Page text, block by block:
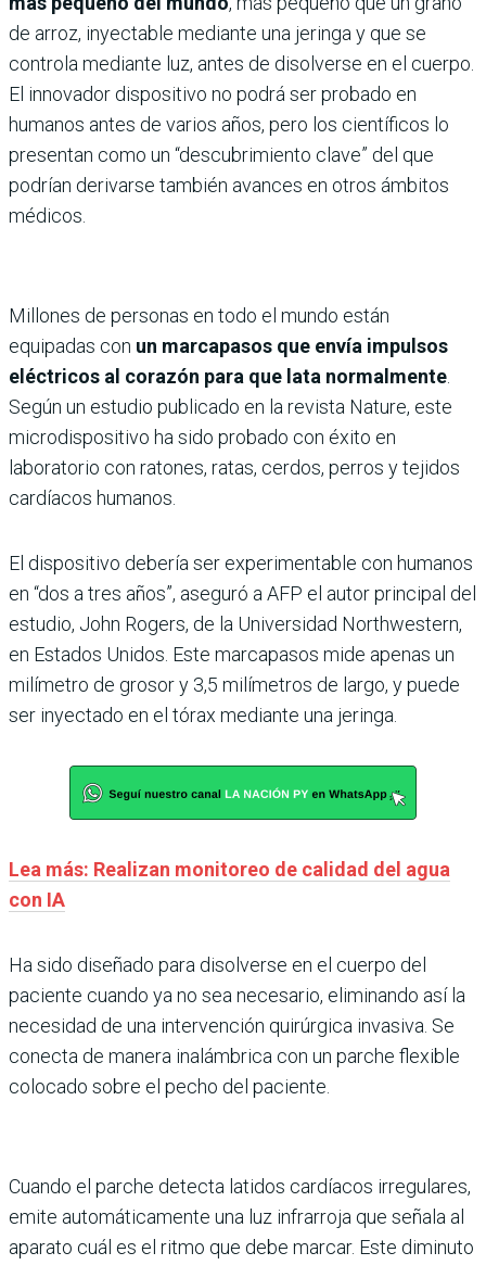
de arroz, inyectable mediante una jeringa y que se
controla mediante luz, antes de disolverse en el cuerpo.
El innovador dispositivo no podrá ser probado en
humanos antes de varios años, pero los científicos lo
presentan como un “descubrimiento clave” del que
podrían derivarse también avances en otros ámbitos
médicos.
Millones de personas en todo el mundo están
equipadas con un marcapasos que envía impulsos
eléctricos al corazón para que lata normalmente
Según un estudio publicado en la revista Nature, este
microdispositivo ha sido probado con éxito en
laboratorio con ratones, ratas, cerdos, perros y tejidos
cardíacos humanos.
El dispositivo debería ser experimentable con humanos
en “dos a tres años”, aseguró a AFP el autor principal del
estudio, John Rogers, de la Universidad Northwestern,
en Estados Unidos. Este marcapasos mide apenas un
milímetro de grosor y 3,5 milímetros de largo, y puede
ser inyectado en el tórax mediante una jeringa.
Lea más: Realizan monitoreo de calidad del agua
con IA
Ha sido diseñado para disolverse en el cuerpo del
paciente cuando ya no sea necesario, eliminando así la
necesidad de una intervención quirúrgica invasiva. Se
conecta de manera inalámbrica con un parche flexible
colocado sobre el pecho del paciente.
Cuando el parche detecta latidos cardíacos irregulares,
emite automáticamente una luz infrarroja que señala al
aparato cuál es el ritmo que debe marcar. Este diminuto